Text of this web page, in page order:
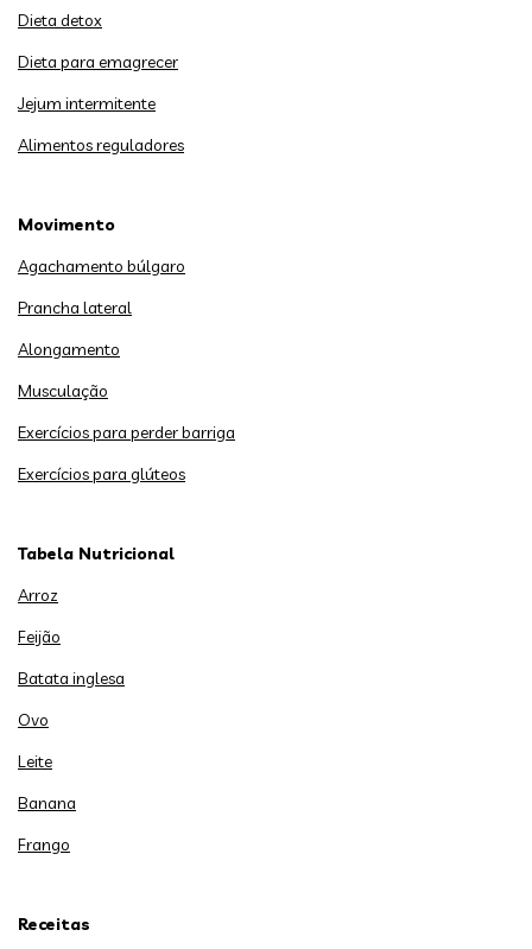
Dieta detox
Dieta para emagrecer
Jejum intermitente
Alimentos reguladores
Movimento
Agachamento búlgaro
Prancha lateral
Alongamento
Musculação
Exercícios para perder barriga
Exercícios para glúteos
Tabela Nutricional
Arroz
Feijão
Batata inglesa
Ovo
Leite
Banana
Frango
Receitas